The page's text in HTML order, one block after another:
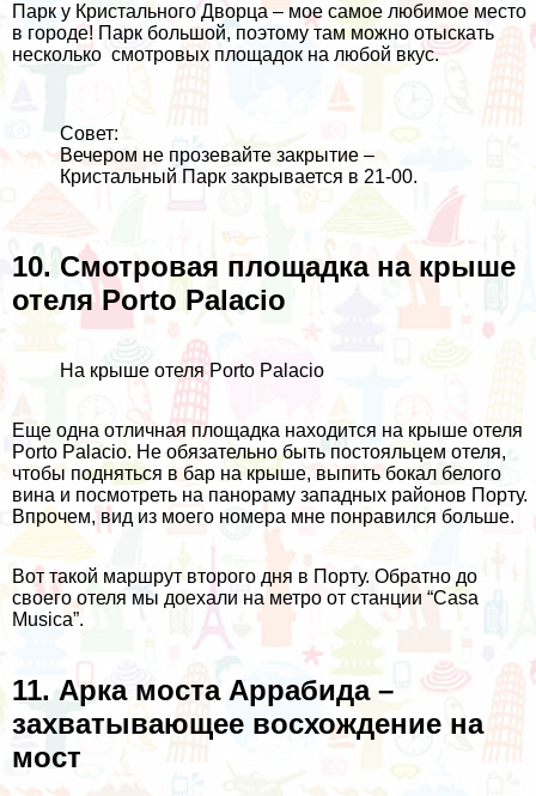
Парк у Кристального Дворца – мое самое любимое место
в городе! Парк большой, поэтому там можно отыскать
несколько смотровых площадок на любой вкус.
Совет:
Вечером не прозевайте закрытие –
Кристальный Парк закрывается в 21-00.
10. Смотровая площадка на крыше
отеля Porto Palacio
На крыше отеля Porto Palacio
Еще одна отличная площадка находится на крыше отеля
Porto Palacio. Не обязательно быть постояльцем отеля,
чтобы подняться в бар на крыше, выпить бокал белого
вина и посмотреть на панораму западных районов Порту.
Впрочем, вид из моего номера мне понравился больше.
Вот такой маршрут второго дня в Порту. Обратно до
своего отеля мы доехали на метро от станции “Casa
Musica”.
11. Арка моста Аррабида –
захватывающее восхождение на
мост